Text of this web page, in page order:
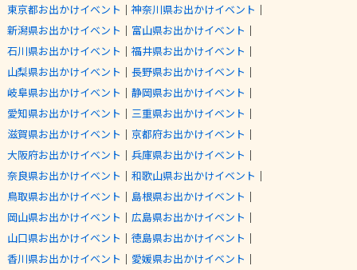
東京都お出かけイベント ｜ 神奈川県お出かけイベント ｜
新潟県お出かけイベント ｜ 富山県お出かけイベント ｜
石川県お出かけイベント ｜ 福井県お出かけイベント ｜
山梨県お出かけイベント ｜ 長野県お出かけイベント ｜
岐阜県お出かけイベント ｜ 静岡県お出かけイベント ｜
愛知県お出かけイベント ｜ 三重県お出かけイベント ｜
滋賀県お出かけイベント ｜ 京都府お出かけイベント ｜
大阪府お出かけイベント ｜ 兵庫県お出かけイベント ｜
奈良県お出かけイベント ｜ 和歌山県お出かけイベント ｜
鳥取県お出かけイベント ｜ 島根県お出かけイベント ｜
岡山県お出かけイベント ｜ 広島県お出かけイベント ｜
山口県お出かけイベント ｜ 徳島県お出かけイベント ｜
香川県お出かけイベント ｜ 愛媛県お出かけイベント ｜